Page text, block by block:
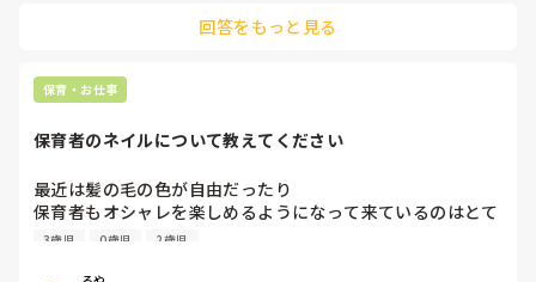
同じクラスの先生が、もしも今後、いい気がしないと言葉にし
いいと思います。
からの振る舞いだと思いますよ。
も大事かと。
憶測で考えて妄想を広げないことです。
デマがいつのまにか事実のようになってしまうのは、人間の思
回答をもっと見る
保育・お仕事
保育者のネイルについて教えてください
最近は髪の毛の色が自由だったり
保育者もオシャレを楽しめるようになって来ているのはとて
も良いことだと思っているのですが、
3歳児 0歳児 2歳児